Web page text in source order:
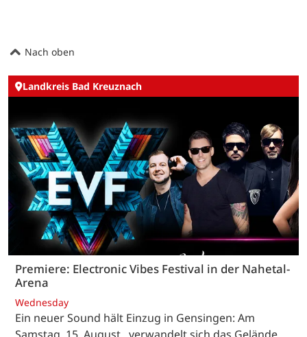
Nach oben
Landkreis Bad Kreuznach
Premiere: Electronic Vibes Festival in der Nahetal-
Arena
Wednesday
Ein neuer Sound hält Einzug in Gensingen: Am